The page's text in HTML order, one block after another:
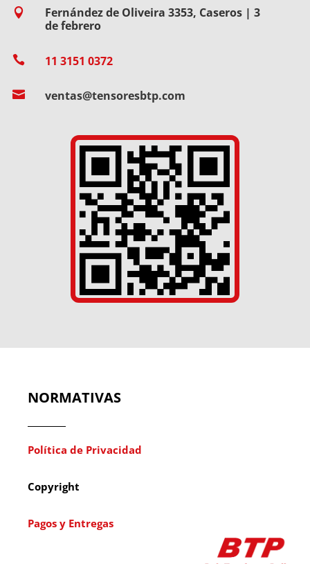

Fernández de Oliveira 3353, Caseros | 3
de febrero
 11 3151 0372
 ventas@tensoresbtp.com
NORMATIVAS
Política de Privacidad
Copyright
Pagos y Entregas